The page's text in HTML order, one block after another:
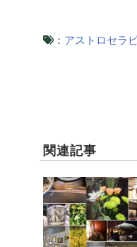
： アストロセラ
関連記事